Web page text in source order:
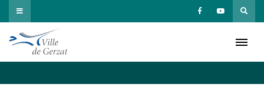
Passer
au
contenu